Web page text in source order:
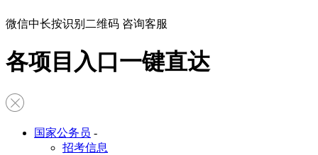
微信中长按识别二维码 咨询客服
各项目入口一键直达
国家公务员 -
招考信息